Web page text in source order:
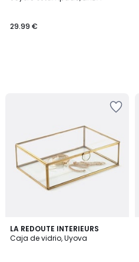
29.99 €
LA REDOUTE INTERIEURS
Caja de vidrio, Uyova
4,7
/ 5